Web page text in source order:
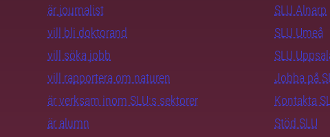
är journalist
vill bli doktorand
vill söka jobb
vill rapportera om naturen
är verksam inom SLU:s sektorer
är alumn
SLU Alnarp
SLU Umeå
SLU
Jobba på
Kontakta
Stöd SLU